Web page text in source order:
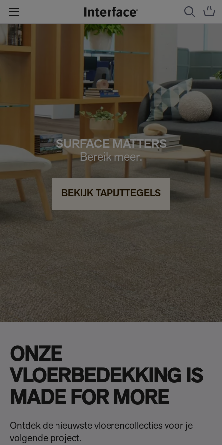
SURFACE MATTERS
Bereik meer.
BEKIJK TAPIJTTEGELS
ONZE
VLOERBEDEKKING IS
MADE FOR MORE
Ontdek de nieuwste vloerencollecties voor je
volgende project.